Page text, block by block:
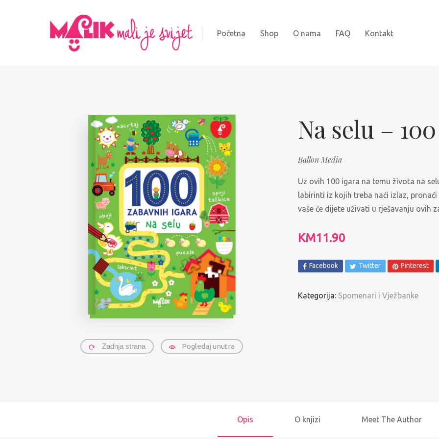
Početna Shop
Kartonske slikovnice
Najprodavanije
Knjige za djecu
Slikovnice sa naljepnicama
Pregled po autorima
O nama FAQ Kontakt
Zadnja strana Pogledaj unutra
Na selu –
Ballon Media
Uz ovih 100 igara na temu života na
labirinti iz kojih treba naći izlaz,
vaše će dijete uživati u rješavanju ovih
KM11.90
Facebook Twitter Pinterest
Kategorija: Spomenari i Vježbanke
Opis O knjizi Meet The Author